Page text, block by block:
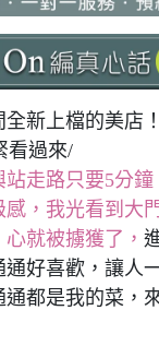
新上檔的美店
看過來/
走路只要5分
感，我光看到大
就被擄獲了，
通好喜歡，讓人
都是我的菜，